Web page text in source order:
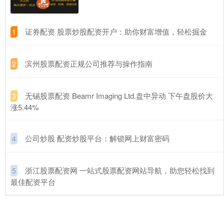
1 ​证券配资 股票炒股配资开户：助你财富增值，轻松掘金
2 ​滨州股票配资正规公司推荐与操作指南
3
​无锡股票配资 Beamr Imaging Ltd.盘中异动 下午盘股价大
涨5.44%
4 ​公司炒股 配资炒股平台：解锁网上财富密码
5
​浙江股票配资网 一站式股票配资网站导航，助您轻松找到
最佳配资平台